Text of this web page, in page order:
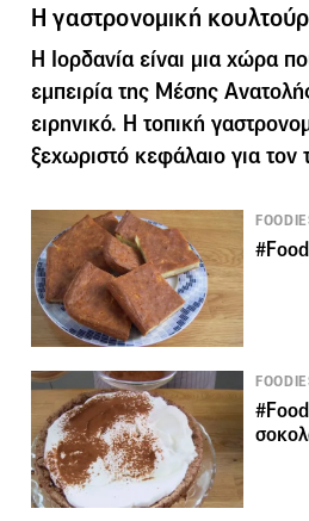
Η γαστρονομική
Η Ιορδανία είναι μια χώρα
εμπειρία της Μέσης
ειρηνικό. Η τοπική
ξεχωριστό κεφάλαιο για τον